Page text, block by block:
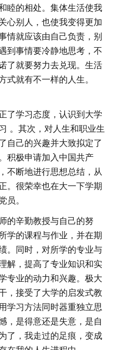
睦的相处。集体生活使我
心别人，也使我变得更加
情就应该由自己负责，别
到事情要冷静地思考，不
了就要努力去兑现。生活
式就有不一样的人生。
了学习态度，认识到大学
。其次，对人生和职业生
自己的兴趣并大致拟定了
积极申请加入中国共产
不断地进行思想总结，从
。很荣幸也在大一下学期
员。
的辛勤教授与自己的努
学的课程与作业，并在期
。同时，对所学的专业与
解，提高了专业知识和实
专业的动力和兴趣。极大
，接受了大学的启发式教
学习方法同时器重独立思
，是得意还是失意，是自
了，我走过的足痕，变成